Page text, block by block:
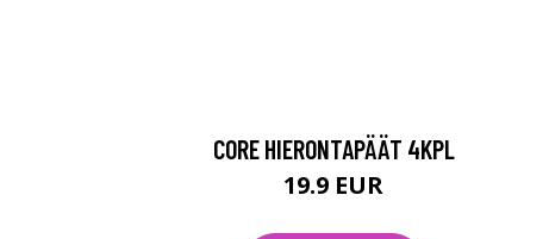
CORE HIERONTAPÄÄT 4KPL
19.9 EUR